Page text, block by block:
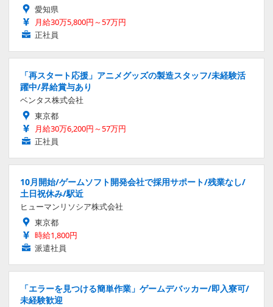
愛知県
月給30万5,800円～57万円
正社員
「再スタート応援」アニメグッズの製造スタッフ/未経験活
躍中/昇給賞与あり
ベンタス株式会社
東京都
月給30万6,200円～57万円
正社員
10月開始/ゲームソフト開発会社で採用サポート/残業なし/
土日祝休み/駅近
ヒューマンリソシア株式会社
東京都
時給1,800円
派遣社員
「エラーを見つける簡単作業」ゲームデバッカー/即入寮可/
未経験歓迎